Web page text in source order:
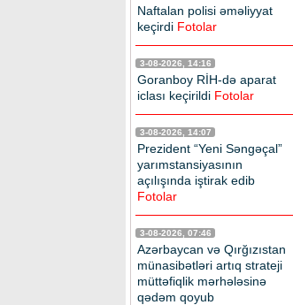
Naftalan polisi əməliyyat
keçirdi Fotolar
3-08-2026, 14:16
Goranboy RİH-də aparat
iclası keçirildi Fotolar
3-08-2026, 14:07
Prezident “Yeni Səngəçal”
yarımstansiyasının
açılışında iştirak edib
Fotolar
3-08-2026, 07:46
Azərbaycan və Qırğızıstan
münasibətləri artıq strateji
müttəfiqlik mərhələsinə
qədəm qoyub